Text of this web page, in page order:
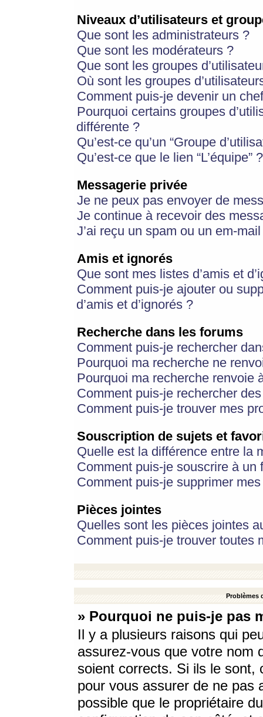
Niveaux d’utilisateurs et
Que sont les administrateurs ?
Que sont les modérateurs ?
Que sont les groupes
Où sont les groupes
Comment puis-je devenir un
Pourquoi certains groupes
différente ?
Qu’est-ce qu’un “Groupe
Qu’est-ce que le lien “L’équipe” ?
Messagerie privée
Je ne peux pas envoyer de
Je continue à recevoir des
J’ai reçu un spam ou un em-
Amis et ignorés
Que sont mes listes d’amis et
Comment puis-je ajouter ou
d’amis et d’ignorés ?
Recherche dans les forums
Comment puis-je rechercher
Pourquoi ma recherche ne
Pourquoi ma recherche renvoie
Comment puis-je rechercher
Comment puis-je trouver mes
Souscription de sujets et
Quelle est la différence entre la
Comment puis-je souscrire à
Comment puis-je supprimer
Pièces jointes
Quelles sont les pièces jointes
Comment puis-je trouver toutes
Problèmes
» Pourquoi ne puis-je pas
Il y a plusieurs raisons qui
assurez-vous que votre nom
soient corrects. Si ils le sont,
pour vous assurer de ne pas
possible que le propriétaire